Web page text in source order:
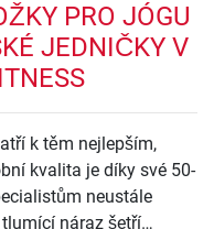
PRO JÓGU
JEDNIČKY V
k těm nejlepším,
kvalita je díky své 50-
neustále
náraz šetří